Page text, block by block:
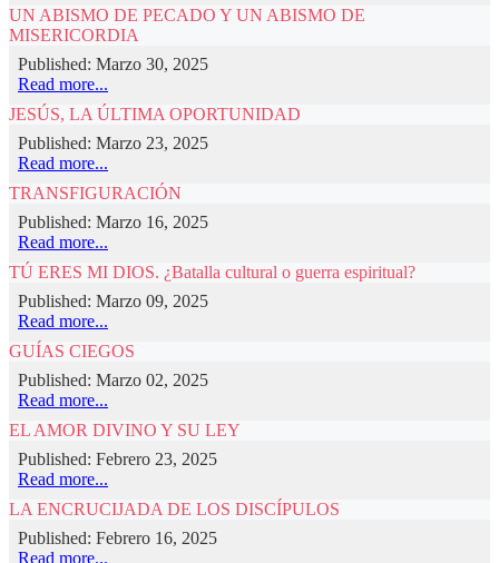
UN ABISMO DE PECADO Y UN ABISMO DE
MISERICORDIA
Published: Marzo 30, 2025
Read more...
JESÚS, LA ÚLTIMA OPORTUNIDAD
Published: Marzo 23, 2025
Read more...
TRANSFIGURACIÓN
Published: Marzo 16, 2025
Read more...
TÚ ERES MI DIOS. ¿Batalla cultural o guerra espiritual?
Published: Marzo 09, 2025
Read more...
GUÍAS CIEGOS
Published: Marzo 02, 2025
Read more...
EL AMOR DIVINO Y SU LEY
Published: Febrero 23, 2025
Read more...
LA ENCRUCIJADA DE LOS DISCÍPULOS
Published: Febrero 16, 2025
Read more...